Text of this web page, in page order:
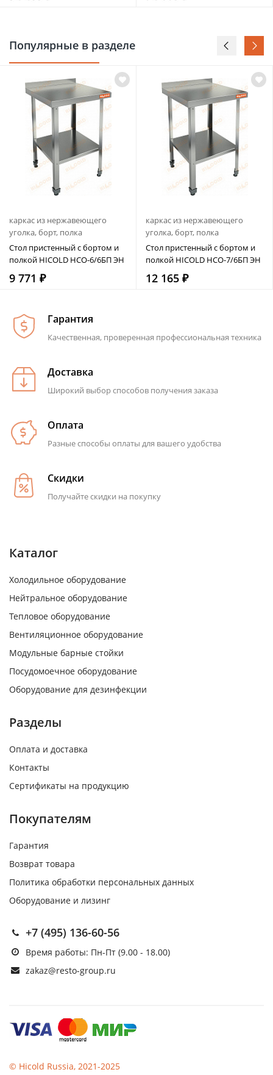
Популярные в разделе
каркас из нержавеющего
уголка, борт, полка
Стол пристенный с бортом и
полкой HICOLD НСО-6/6БП ЭН
9 771 ₽
каркас из нержавеющего
уголка, борт, полка
Стол пристенный с бортом и
полкой HICOLD НСО-7/6БП ЭН
12 165 ₽
Гарантия
Качественная, проверенная профессиональная техника
Доставка
Широкий выбор способов получения заказа
Оплата
Разные способы оплаты для вашего удобства
Скидки
Получайте скидки на покупку
Каталог
Холодильное оборудование
Нейтральное оборудование
Тепловое оборудование
Вентиляционное оборудование
Модульные барные стойки
Посудомоечное оборудование
Оборудование для дезинфекции
Разделы
Оплата и доставка
Контакты
Сертификаты на продукцию
Покупателям
Гарантия
Возврат товара
Политика обработки персональных данных
Оборудование и лизинг
+7 (495) 136-60-56
Время работы: Пн-Пт (9.00 - 18.00)
zakaz@resto-group.ru
© Hicold Russia, 2021-2025